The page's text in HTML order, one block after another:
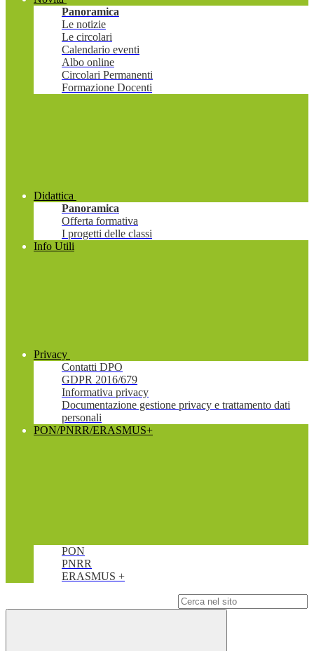
Panoramica
Le notizie
Le circolari
Calendario eventi
Albo online
Circolari Permanenti
Formazione Docenti
Didattica
Panoramica
Offerta formativa
I progetti delle classi
Info Utili
Privacy
Contatti DPO
GDPR 2016/679
Informativa privacy
Documentazione gestione privacy e trattamento dati
personali
PON/PNRR/ERASMUS+
PON
PNRR
ERASMUS +